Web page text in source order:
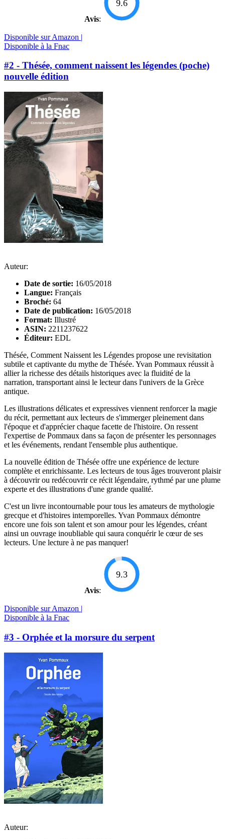
Avis:
9.6
Disponible sur Amazon |
Disponible à la Fnac
#2 - Thésée, comment naissent les légendes (poche)
nouvelle édition
Auteur:
Date de sortie: 16/05/2018
Langue: Français
Broché: 64
Date de publication: 16/05/2018
Format: Illustré
ASIN: 2211237622
Éditeur: EDL
Thésée, Comment Naissent les Légendes propose une revisitation
subtile et captivante du mythe de Thésée. Yvan Pommaux réussit à
allier la richesse des détails historiques avec la fluidité de la
narration, transportant ainsi le lecteur dans l'univers de la Grèce
antique.
Les illustrations délicates et expressives viennent renforcer la magie
du récit, permettant aux lecteurs de s'immerger pleinement dans
l'époque et d'apprécier chaque facette de l'histoire. On ressent
l'expertise de Pommaux dans sa façon de présenter les personnages
et les événements, rendant l'ensemble plus authentique.
La nouvelle édition de Thésée offre une expérience de lecture
complète et enrichissante. Les lecteurs de tous âges trouveront plaisir
à découvrir ou redécouvrir ce récit légendaire, rythmé par une plume
experte et des illustrations d'une grande qualité.
C'est un livre incontournable pour tous les amateurs de mythologie
grecque et d'histoires intemporelles. Yvan Pommaux démontre
encore une fois son talent et son amour pour les légendes, créant
ainsi un ouvrage inoubliable qui saura conquérir le cœur de ses
lecteurs. Une lecture à ne pas manquer!
Avis:
9.3
Disponible sur Amazon |
Disponible à la Fnac
#3 - Orphée et la morsure du serpent
Auteur: